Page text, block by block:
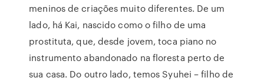
meninos de criações muito diferentes. De um
lado, há Kai, nascido como o filho de uma
prostituta, que, desde jovem, toca piano no
instrumento abandonado na floresta perto de
sua casa. Do outro lado, temos Syuhei – filho de